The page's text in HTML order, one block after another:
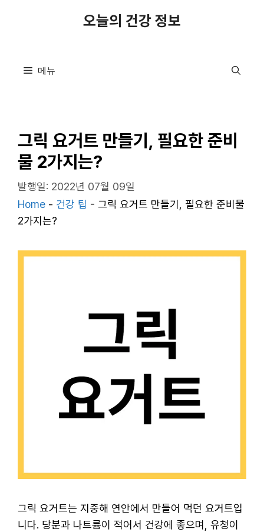
오늘의 건강 정보
메뉴
그릭 요거트 만들기, 필요한 준비
물 2가지는?
발행일: 2022년 07월 09일
Home - 건강 팁 - 그릭 요거트 만들기, 필요한 준비물
2가지는?
그릭 요거트는 지중해 연안에서 만들어 먹던 요거트입
니다. 당분과 나트륨이 적어서 건강에 좋으며, 유청이